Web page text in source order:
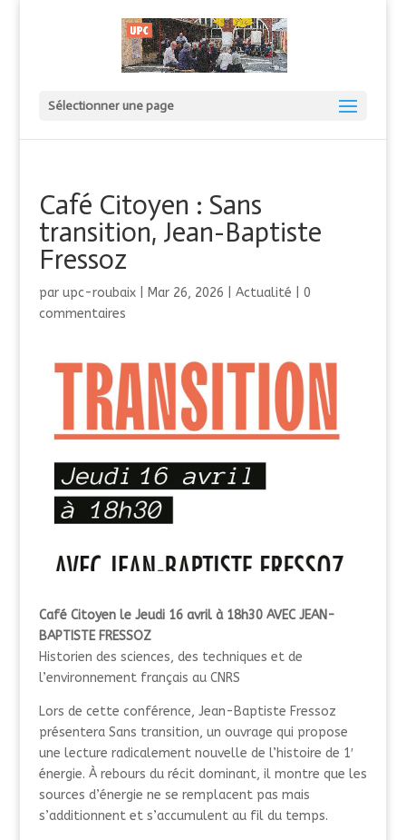
Sélectionner une page
Café Citoyen : Sans
transition, Jean-Baptiste
Fressoz
par upc-roubaix| Mar 26, 2026 Actualité
0
commentaires
Café Citoyen le Jeudi 16 avril à 18h30 AVEC JEAN-
BAPTISTE FRESSOZ
Historien des sciences, des techniques et de
l’environnement français au CNRS
Lors de cette conférence, Jean-Baptiste Fressoz
présentera Sans transition, un ouvrage qui propose
une lecture radicalement nouvelle de l’histoire de 1′
énergie. À rebours du récit dominant, il montre que les
sources d’énergie ne se remplacent pas mais
s’additionnent et s’accumulent au fil du temps.